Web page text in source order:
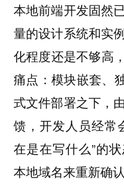
本地前端开发固然
量的设计系统和实
化程度还是不够高
痛点：模块嵌套、
式文件部署之下，
馈，开发人员经常
在是在写什么”的
本地域名来重新确认